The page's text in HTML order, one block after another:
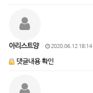
아리스트양 2020.06.12 18:14
댓글내용 확인